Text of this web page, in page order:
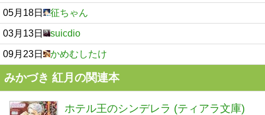
05月18日 征ちゃん
03月13日 suicdio
09月23日 かめむしたけ
みかづき 紅月の関連本
ホテル王のシンデレラ (ティアラ文庫)